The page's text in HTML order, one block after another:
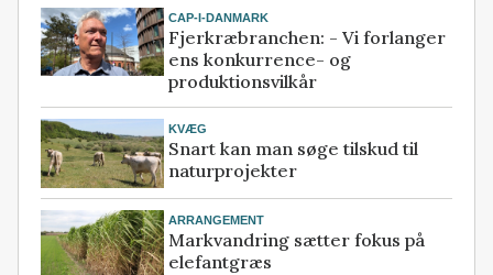
CAP-I-DANMARK
Fjerkræbranchen: - Vi forlanger
ens konkurrence- og
produktionsvilkår
KVÆG
Snart kan man søge tilskud til
naturprojekter
ARRANGEMENT
Markvandring sætter fokus på
elefantgræs